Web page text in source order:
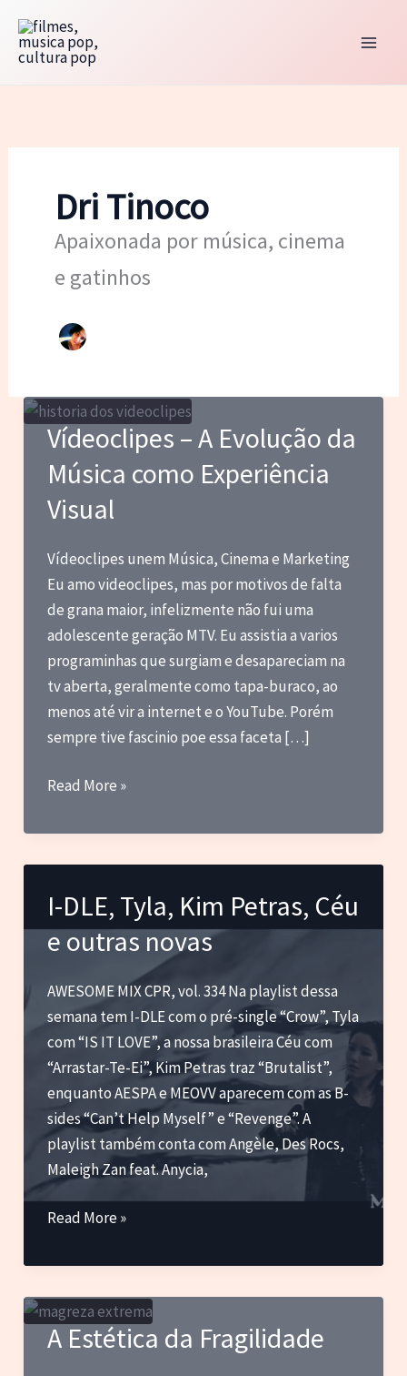
para
Dri Tinoco
Apaixonada por música, cinema
e gatinhos
Vídeoclipes – A Evolução da
Música como Experiência
Visual
Vídeoclipes unem Música, Cinema e Marketing
Eu amo videoclipes, mas por motivos de falta
de grana maior, infelizmente não fui uma
adolescente geração MTV. Eu assistia a varios
programinhas que surgiam e desapareciam na
tv aberta, geralmente como tapa-buraco, ao
menos até vir a internet e o YouTube. Porém
sempre tive fascinio poe essa faceta […]
Vídeoclipes
A
Evolução
Música
como
Visual
Read More »
I-DLE, Tyla, Kim Petras, Céu
e outras novas
AWESOME MIX CPR, vol. 334 Na playlist dessa
semana tem I-DLE com o pré-single “Crow”, Tyla
com “IS IT LOVE”, a nossa brasileira Céu com
“Arrastar-Te-Ei”, Kim Petras traz “Brutalist”,
enquanto AESPA e MEOVV aparecem com as B-
sides “Can’t Help Myself” e “Revenge”. A
playlist também conta com Angèle, Des Rocs,
Maleigh Zan feat. Anycia,
I-
Tyla,
Kim
Petras,
Céu
Read More »
A Estética da Fragilidade